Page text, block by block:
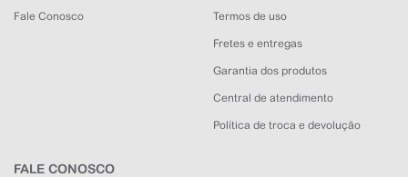
Fale Conosco Termos de uso
Fretes e entregas
Garantia dos produtos
Central de atendimento
Política de troca e devolução
FALE CONOSCO